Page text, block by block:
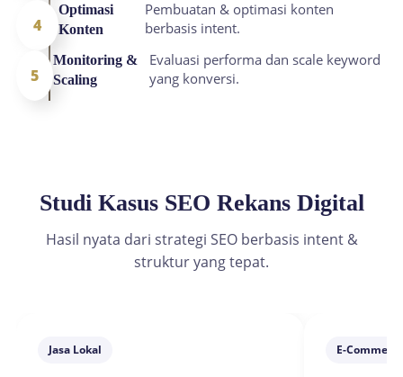
4
Optimasi
Konten
Pembuatan & optimasi konten
berbasis intent.
5
Monitoring &
Scaling
Evaluasi performa dan scale keyword
yang konversi.
Studi Kasus SEO Rekans Digital
Hasil nyata dari strategi SEO berbasis intent &
struktur yang tepat.
Jasa Lokal E-Commerce